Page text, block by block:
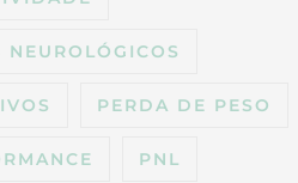
NEUROLÓGICOS
PERDA DE PESO
PNL